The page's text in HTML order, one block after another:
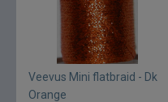
Veevus Mini flatbraid - Dk
Orange